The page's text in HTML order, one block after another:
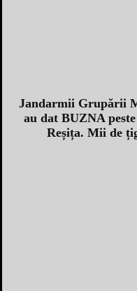
Jandarmii Grupării
au dat BUZNA
Reșița. Mii de